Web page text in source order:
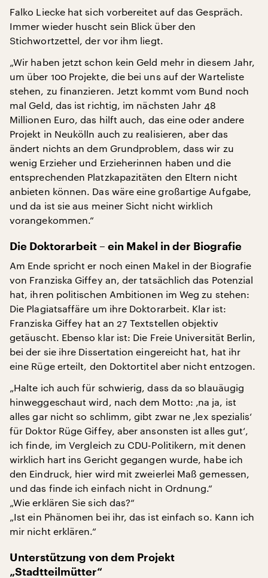
Falko Liecke hat sich vorbereitet auf das Gespräch.
Immer wieder huscht sein Blick über den
Stichwortzettel, der vor ihm liegt.
„Wir haben jetzt schon kein Geld mehr in diesem Jahr,
um über 100 Projekte, die bei uns auf der Warteliste
stehen, zu finanzieren. Jetzt kommt vom Bund noch
mal Geld, das ist richtig, im nächsten Jahr 48
Millionen Euro, das hilft auch, das eine oder andere
Projekt in Neukölln auch zu realisieren, aber das
ändert nichts an dem Grundproblem, dass wir zu
wenig Erzieher und Erzieherinnen haben und die
entsprechenden Platzkapazitäten den Eltern nicht
anbieten können. Das wäre eine großartige Aufgabe,
und da ist sie aus meiner Sicht nicht wirklich
vorangekommen.“
Die Doktorarbeit – ein Makel in der Biografie
Am Ende spricht er noch einen Makel in der Biografie
von Franziska Giffey an, der tatsächlich das Potenzial
hat, ihren politischen Ambitionen im Weg zu stehen:
Die Plagiatsaffäre um ihre Doktorarbeit. Klar ist:
Franziska Giffey hat an 27 Textstellen objektiv
getäuscht. Ebenso klar ist: Die Freie Universität Berlin,
bei der sie ihre Dissertation eingereicht hat, hat ihr
eine Rüge erteilt, den Doktortitel aber nicht entzogen.
„Halte ich auch für schwierig, dass da so blauäugig
hinweggeschaut wird, nach dem Motto: ‚na ja, ist
alles gar nicht so schlimm, gibt zwar ne ‚lex spezialis‘
für Doktor Rüge Giffey, aber ansonsten ist alles gut‘,
ich finde, im Vergleich zu CDU-Politikern, mit denen
wirklich hart ins Gericht gegangen wurde, habe ich
den Eindruck, hier wird mit zweierlei Maß gemessen,
und das finde ich einfach nicht in Ordnung.“
„Wie erklären Sie sich das?“
„Ist ein Phänomen bei ihr, das ist einfach so. Kann ich
mir nicht erklären.“
Unterstützung von dem Projekt
„Stadtteilmütter“